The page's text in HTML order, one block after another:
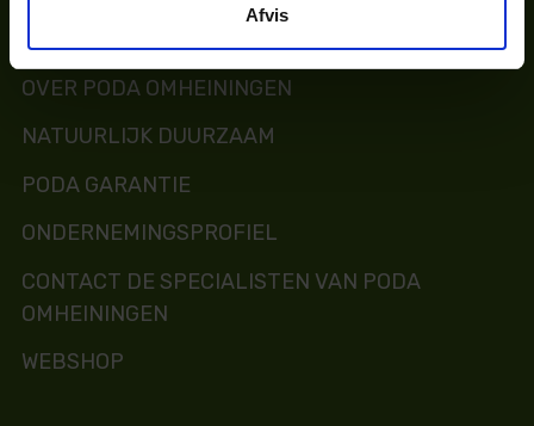
Afvis
OVER PODA OMHEININGEN
NATUURLIJK DUURZAAM
PODA GARANTIE
ONDERNEMINGSPROFIEL
CONTACT DE SPECIALISTEN VAN PODA
OMHEININGEN
WEBSHOP